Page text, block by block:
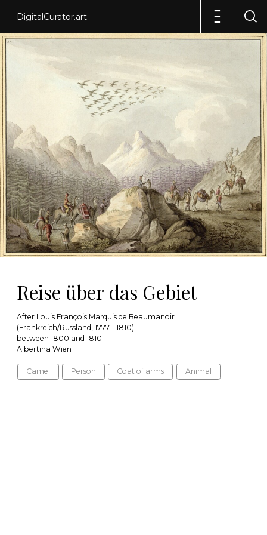
DigitalCurator.art
Reise über das Gebiet
After Louis François Marquis de Beaumanoir
(Frankreich/Russland, 1777 - 1810)
between 1800 and 1810
Albertina Wien
Camel Person Coat of arms Animal